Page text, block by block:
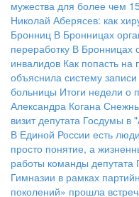
мужества для более чем
Николай Аберясев: как
Бронниц В Бронницах
переработку В Бронницах
инвалидов Как попасть
объяснила систему
больницы Итоги недели о
Александра Когана
визит депутата Госдумы
В Единой России есть
просто понятие, а
работы команды депутата
Гимназии в рамках
поколений» прошла